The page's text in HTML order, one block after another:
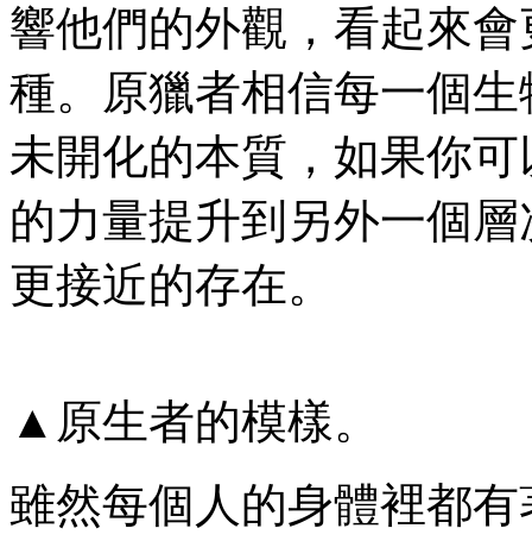
響他們的外觀，看起來
種。原獵者相信每一個
未開化的本質，如果你
的力量提升到另外一個
更接近的存在。
▲原生者的模樣。
雖然每個人的身體裡都